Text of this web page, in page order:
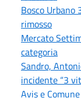
Bosco Urbano
rimosso
Mercato
categoria
Sandro,
incidente “3
Avis e